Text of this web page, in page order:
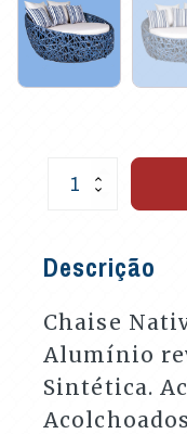
Chaise
e
quantidade
Descrição
Chaise
Alumínio
Sintética.